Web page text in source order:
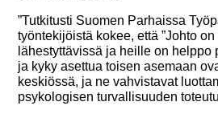
”Tutkitusti Suomen Parhaissa
työntekijöistä kokee, että ”Johto
lähestyttävissä ja heille on helppo
ja kyky asettua toisen asemaan
keskiössä, ja ne vahvistavat
psykologisen turvallisuuden